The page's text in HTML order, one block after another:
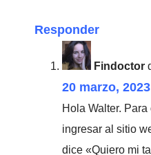
Responder
Findoctor
20 marzo,
Hola Walter.
ingresar al sitio
dice «Quiero mi